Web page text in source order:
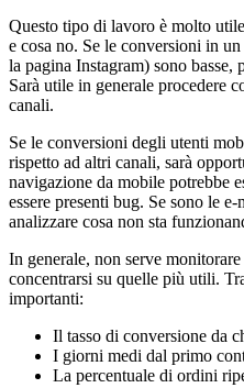
Questo tipo di lavoro è molto
e cosa no. Se le conversioni in
la pagina Instagram) sono basse,
Sarà utile in generale procedere
canali.
Se le conversioni degli utenti
rispetto ad altri canali, sarà
navigazione da mobile potrebbe
essere presenti bug. Se sono le
analizzare cosa non sta
In generale, non serve
concentrarsi su quelle più utili.
importanti:
Il tasso di conversione da
I giorni medi dal primo
La percentuale di ordini